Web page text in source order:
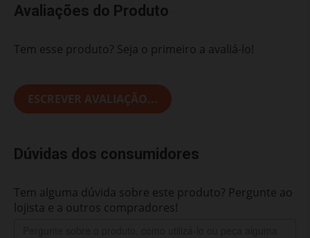
Avaliações do Produto
Tem esse produto? Seja o primeiro a avaliá-lo!
ESCREVER AVALIAÇÃO...
Dúvidas dos consumidores
Tem alguma dúvida sobre este produto? Pergunte ao
lojista e a outros compradores!